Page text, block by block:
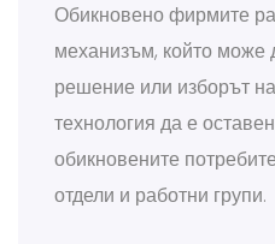
Обикновено фирмите
механизъм, който
решение или изборът
технология да е
обикновените
отдели и работни групи.